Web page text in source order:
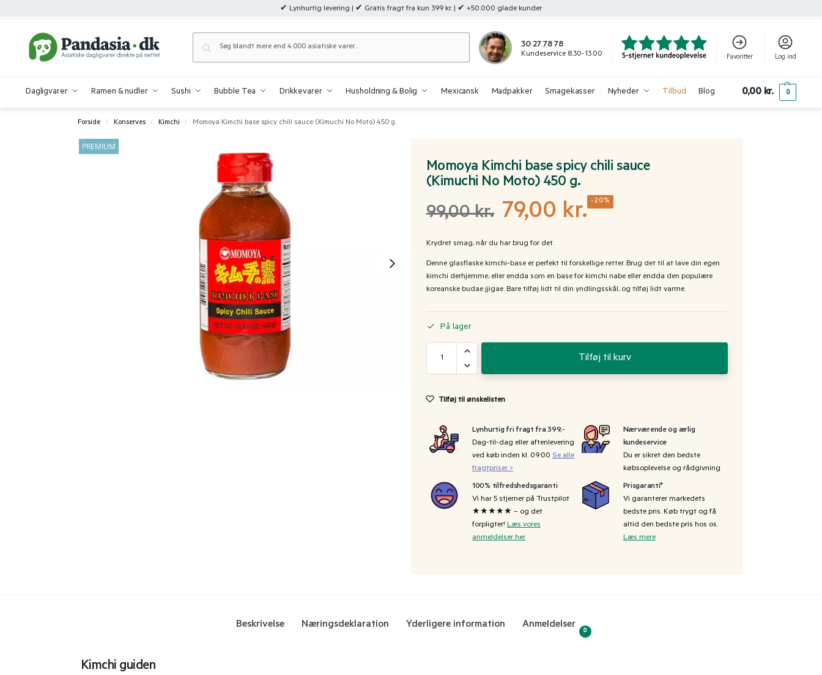
✔ Lynhurtig levering | ✔ Gratis fragt fra kun 399 kr. | ✔ +50.000 glade kunder
30 27 78 78
Kundeservice 8.30-13.00 Favoritter Log ind
Dagligvarer Ramen & nudler Sushi Bubble Tea Drikkevarer Husholdning & Bolig Mexicansk Madpakker Smagekasser Nyheder Tilbud Blog 0,00 kr. 0
Forside / Konserves / Kimchi / Momoya Kimchi base spicy chili sauce (Kimuchi No Moto) 450 g.
PREMIUM
Momoya Kimchi base spicy chili sauce
(Kimuchi No Moto) 450 g.
99,00kr. 79,00 kr. -20%
Krydret smag, når du har brug for det.
Denne glasflaske kimchi-base er perfekt til forskellige retter. Brug det til at lave din egen
kimchi derhjemme, eller endda som en base for kimchi nabe eller endda den populære
koreanske budae jjigae. Bare tilføj lidt til din yndlingsskål, og tilføj lidt varme.
På lager
Tilføj til kurv
Tilføj til ønskelisten
Lynhurtig fri fragt fra 399,-
Dag-til-dag eller aftenlevering
ved køb inden kl. 09:00 Se alle
fragtpriser >
Nærværende og ærlig
kundeservice
Du er sikret den bedste
købsoplevelse og rådgivning
100% tilfredshedsgaranti
Vi har 5 stjerner på Trustpilot
★★★★★ – og det
forpligter! Læs vores
anmeldelser her
Prisgaranti*
Vi garanterer markedets
bedste pris. Køb trygt og få
altid den bedste pris hos os.
Læs mere
Beskrivelse Næringsdeklaration Yderligere information Anmeldelser
0
Kimchi guiden